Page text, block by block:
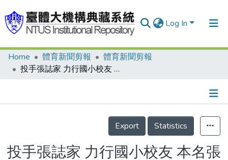
Log In
Communities & Collections
Home 體育新聞剪報
體育新聞剪報
投手張誌家 力行國小校友 本名張福欽 學生時代即是主戰投手 被教練認屬於天才型
Details
Export
Statistics
投手張誌家 力行國小校友 本名張